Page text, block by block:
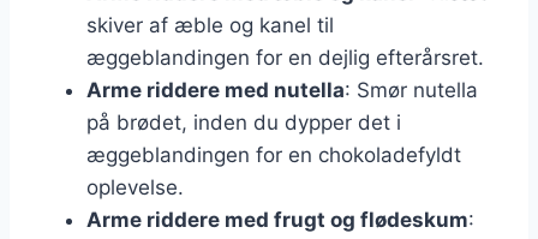
skiver af æble og kanel til
æggeblandingen for en dejlig efterårsret.
Arme riddere med nutella: Smør nutella
på brødet, inden du dypper det i
æggeblandingen for en chokoladefyldt
oplevelse.
Arme riddere med frugt og flødeskum: